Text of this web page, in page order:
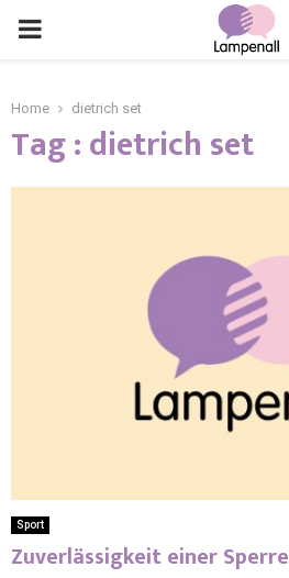
Home dietrich set
Tag : dietrich set
Sport
Zuverlässigkeit einer Sperre